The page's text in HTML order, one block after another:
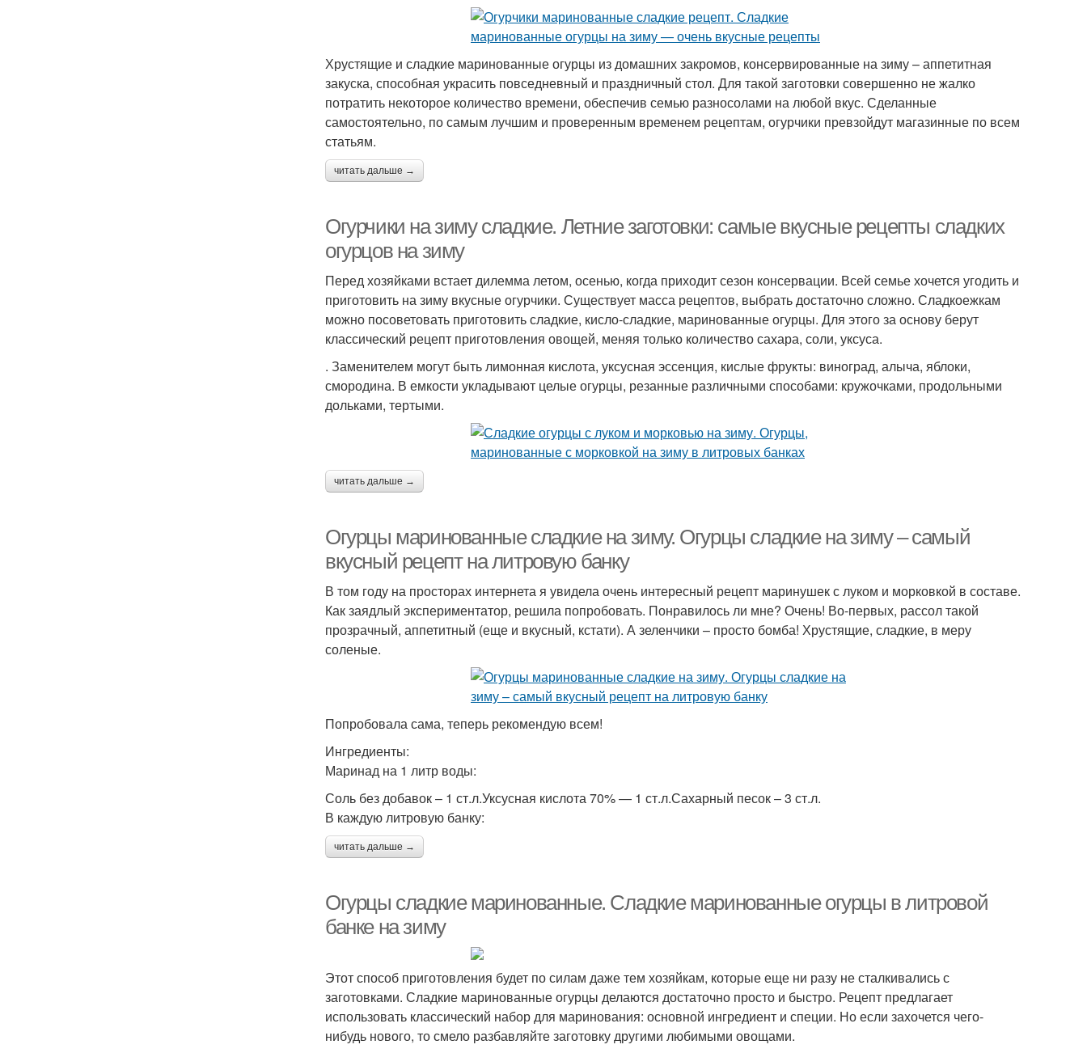
Хрустящие и сладкие маринованные огурцы из домашних закромов, консервированные на зиму – аппетитная
закуска, способная украсить повседневный и праздничный стол. Для такой заготовки совершенно не жалко
потратить некоторое количество времени, обеспечив семью разносолами на любой вкус. Сделанные
самостоятельно, по самым лучшим и проверенным временем рецептам, огурчики превзойдут магазинные по всем
статьям.
читать дальше →
Огурчики на зиму сладкие. Летние заготовки: самые вкусные рецепты сладких
огурцов на зиму
Перед хозяйками встает дилемма летом, осенью, когда приходит сезон консервации. Всей семье хочется угодить и
приготовить на зиму вкусные огурчики. Существует масса рецептов, выбрать достаточно сложно. Сладкоежкам
можно посоветовать приготовить сладкие, кисло-сладкие, маринованные огурцы. Для этого за основу берут
классический рецепт приготовления овощей, меняя только количество сахара, соли, уксуса.
. Заменителем могут быть лимонная кислота, уксусная эссенция, кислые фрукты: виноград, алыча, яблоки,
смородина. В емкости укладывают целые огурцы, резанные различными способами: кружочками, продольными
дольками, тертыми.
читать дальше →
Огурцы маринованные сладкие на зиму. Огурцы сладкие на зиму – самый
вкусный рецепт на литровую банку
В том году на просторах интернета я увидела очень интересный рецепт маринушек с луком и морковкой в составе.
Как заядлый экспериментатор, решила попробовать. Понравилось ли мне? Очень! Во-первых, рассол такой
прозрачный, аппетитный (еще и вкусный, кстати). А зеленчики – просто бомба! Хрустящие, сладкие, в меру
соленые.
Попробовала сама, теперь рекомендую всем!
Ингредиенты:
Маринад на 1 литр воды:
Соль без добавок – 1 ст.л.Уксусная кислота 70% — 1 ст.л.Сахарный песок – 3 ст.л.
В каждую литровую банку:
читать дальше →
Огурцы сладкие маринованные. Сладкие маринованные огурцы в литровой
банке на зиму
Этот способ приготовления будет по силам даже тем хозяйкам, которые еще ни разу не сталкивались с
заготовками. Сладкие маринованные огурцы делаются достаточно просто и быстро. Рецепт предлагает
использовать классический набор для маринования: основной ингредиент и специи. Но если захочется чего-
нибудь нового, то смело разбавляйте заготовку другими любимыми овощами.